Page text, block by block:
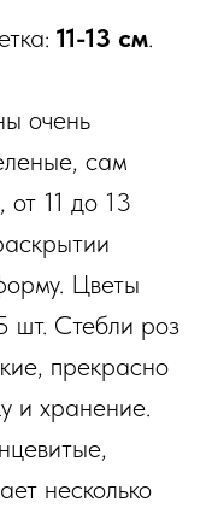
11-13 см.
очень
сам
от 11 до 13
Цветы
шт. Стебли роз
прекрасно
и хранение.
несколько